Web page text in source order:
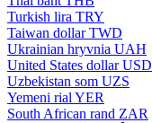
Turkish lira TRY
Taiwan dollar TWD
Ukrainian hryvnia UAH
United States dollar USD
Uzbekistan som UZS
Yemeni rial YER
South African rand ZAR